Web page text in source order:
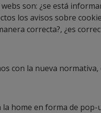
webs son: ¿se está
los avisos sobre
correcta?, ¿es
con la nueva
la home en forma de